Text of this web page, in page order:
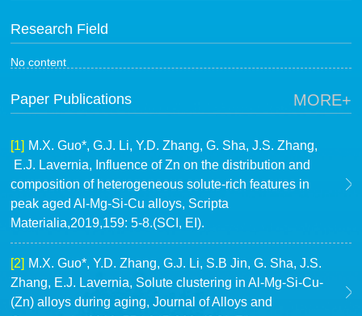
Research Field
No content
Paper Publications MORE+
[1] M.X. Guo*, G.J. Li, Y.D. Zhang, G. Sha, J.S. Zhang,
E.J. Lavernia, Influence of Zn on the distribution and
composition of heterogeneous solute-rich features in
peak aged Al-Mg-Si-Cu alloys, Scripta
Materialia,2019,159: 5-8.(SCI, EI).
[2] M.X. Guo*, Y.D. Zhang, G.J. Li, S.B Jin, G. Sha, J.S.
Zhang, E.J. Lavernia, Solute clustering in Al-Mg-Si-Cu-
(Zn) alloys during aging, Journal of Alloys and